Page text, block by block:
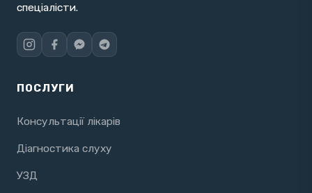
спеціалісти.
ПОСЛУГИ
Консультації лікарів
Діагностика слуху
УЗД